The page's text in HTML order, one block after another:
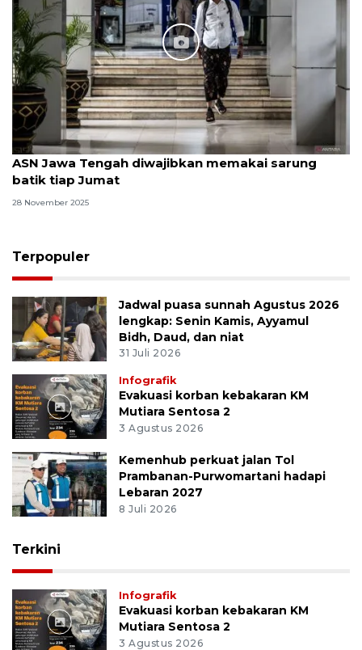
ASN Jawa Tengah diwajibkan memakai sarung
batik tiap Jumat
28 November 2025
Terpopuler
Jadwal puasa sunnah Agustus 2026
lengkap: Senin Kamis, Ayyamul
Bidh, Daud, dan niat
31 Juli 2026
Infografik
Evakuasi korban kebakaran KM
Mutiara Sentosa 2
3 Agustus 2026
Kemenhub perkuat jalan Tol
Prambanan-Purwomartani hadapi
Lebaran 2027
8 Juli 2026
Terkini
Infografik
Evakuasi korban kebakaran KM
Mutiara Sentosa 2
3 Agustus 2026